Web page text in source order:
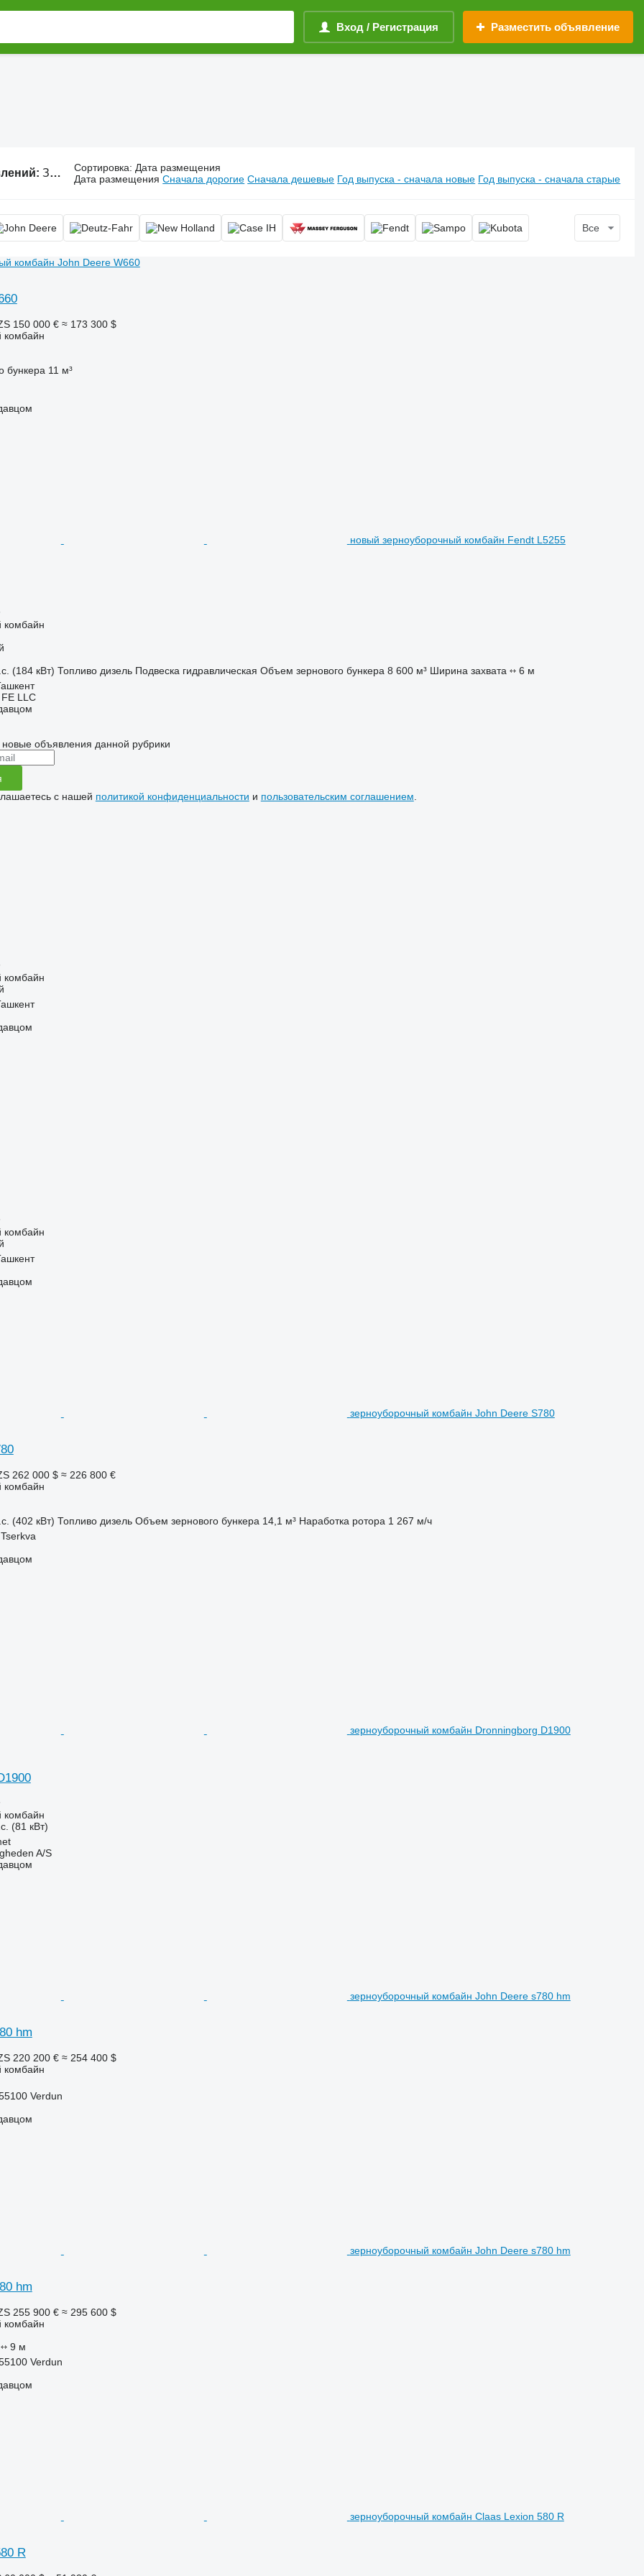
Вход / Регистрация Разместить объявление
Зерноуборочные комбайны, комбайн зерновой, комбайн для уборки зерна, комбайн для уборки зерновых Сортировка: Дата размещения
Дата размещения Сначала дорогие Сначала дешевые Год выпуска - сначала новые Год выпуска - сначала старые
Все
150 000 € ≈ 173 300 $
комбайн
бункера 11 м³
новый зерноуборочный комбайн Fendt L5255
комбайн
(184 кВт) Топливо дизель Подвеска гидравлическая Объем зернового бункера 8 600 м³ Ширина захвата
6 м
LLC
объявления данной рубрики
с нашей политикой конфиденциальности и пользовательским соглашением
комбайн
комбайн
зерноуборочный комбайн John Deere S780
262 000 $ ≈ 226 800 €
комбайн
(402 кВт) Топливо дизель Объем зернового бункера 14,1 м³ Наработка ротора 1 267 м/ч
зерноуборочный комбайн Dronningborg D1900
комбайн
(81 кВт)
A/S
зерноуборочный комбайн John Deere s780 hm
hm
220 200 € ≈ 254 400 $
комбайн
Verdun
зерноуборочный комбайн John Deere s780 hm
hm
255 900 € ≈ 295 600 $
комбайн
9 м
Verdun
зерноуборочный комбайн Claas Lexion 580 R
R